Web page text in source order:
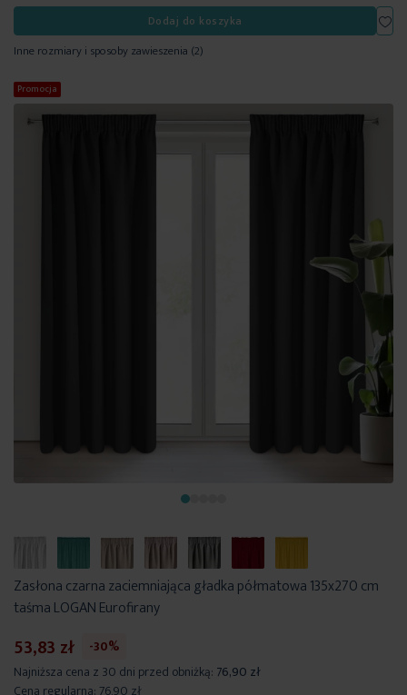
Dodaj do koszyka
Inne rozmiary i sposoby zawieszenia (2)
Promocja
Zasłona czarna zaciemniająca gładka półmatowa 135x270 cm
taśma LOGAN Eurofirany
53,83 zł
-30%
Najniższa cena z 30 dni przed obniżką: 76,90 zł
Cena regularna: 76,90 zł